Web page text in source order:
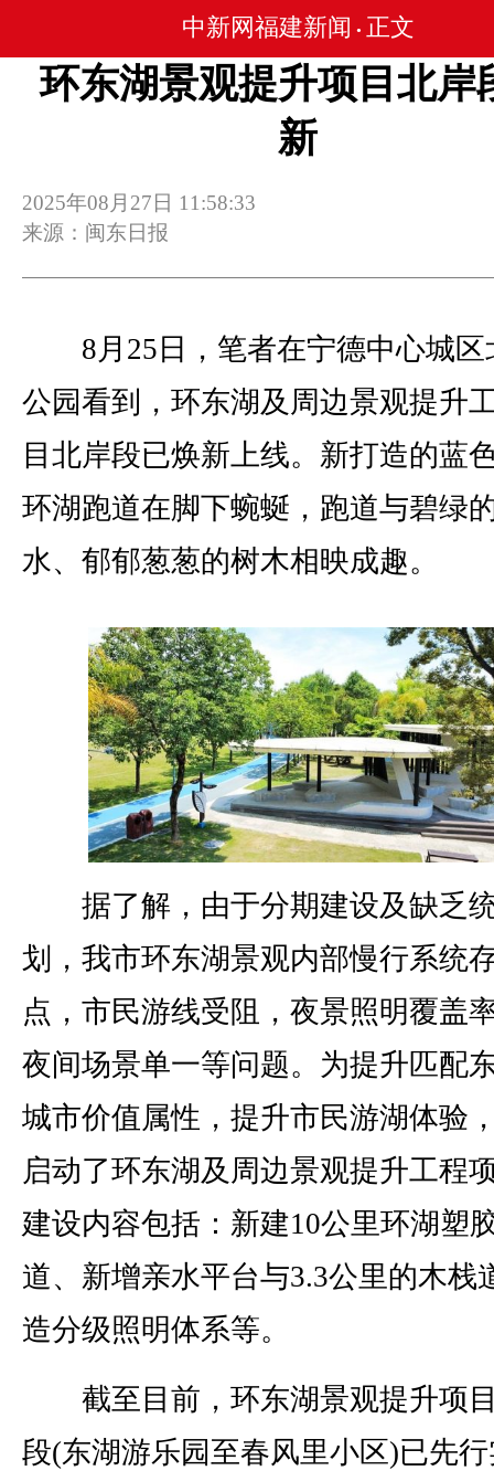
中新网福建新闻 • 正文
环东湖景观提升项目北岸
新
2025年08月27日 11:58:33
来源：闽东日报
8月25日，笔者在宁德中心城区
公园看到，环东湖及周边景观提升
目北岸段已焕新上线。新打造的蓝
环湖跑道在脚下蜿蜒，跑道与碧绿
水、郁郁葱葱的树木相映成趣。
据了解，由于分期建设及缺乏
划，我市环东湖景观内部慢行系统
点，市民游线受阻，夜景照明覆盖
夜间场景单一等问题。为提升匹配
城市价值属性，提升市民游湖体验
启动了环东湖及周边景观提升工程
建设内容包括：新建10公里环湖塑
道、新增亲水平台与3.3公里的木栈
造分级照明体系等。
截至目前，环东湖景观提升项
段(东湖游乐园至春风里小区)已先